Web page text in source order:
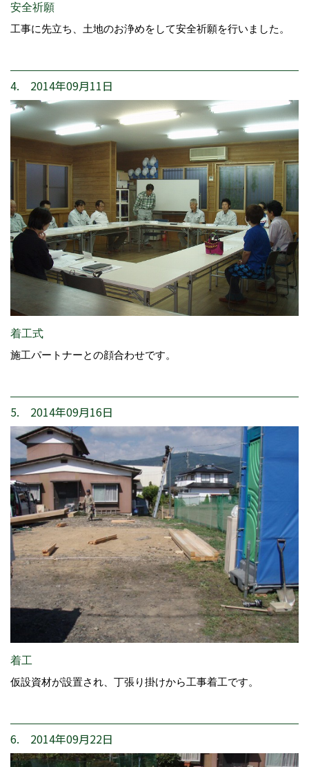
安全祈願
工事に先立ち、土地のお浄めをして安全祈願を行いました。
4. 2014年09月11日
着工式
施工パートナーとの顔合わせです。
5. 2014年09月16日
着工
仮設資材が設置され、丁張り掛けから工事着工です。
6. 2014年09月22日